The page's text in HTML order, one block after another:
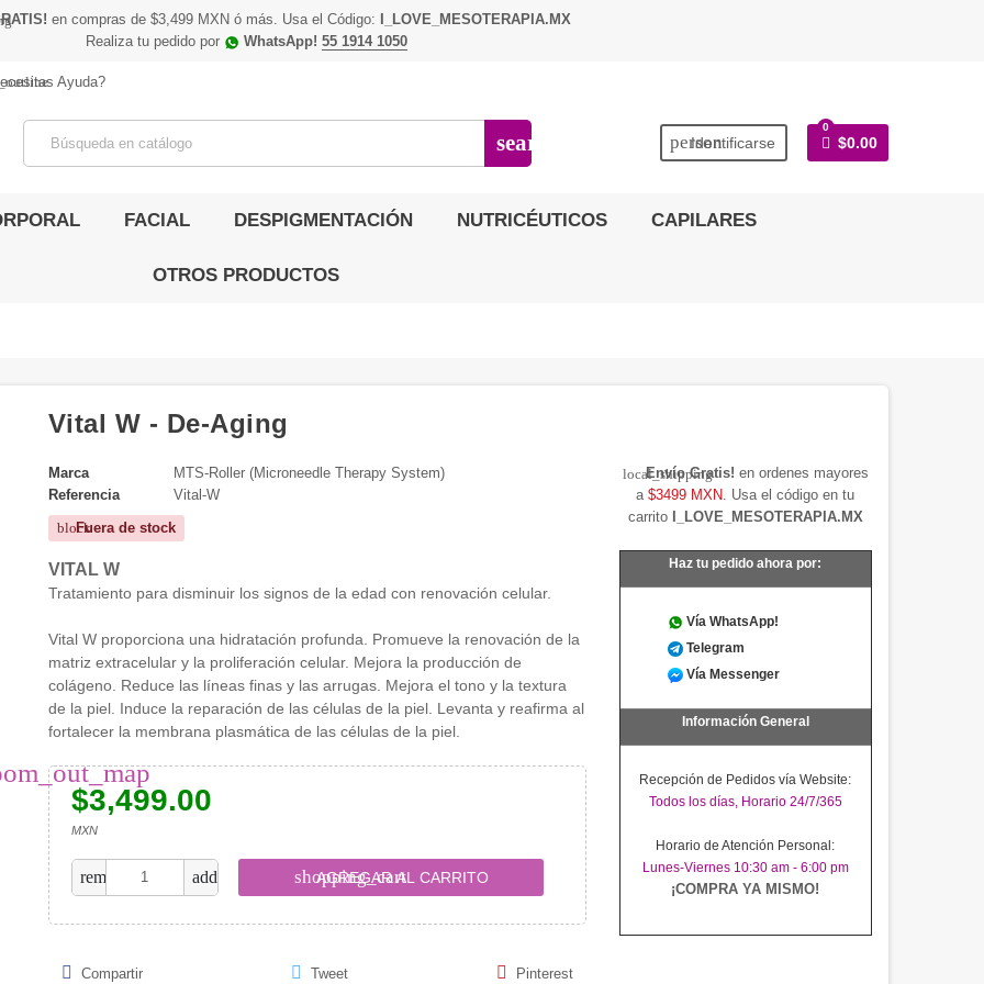
en compras de $3,499 MXN ó más. Usa el Código:
I_LOVE_MESOTERAPIA.MX
Realiza tu pedido por
WhatsApp! 55 1914 1050
Ayuda?
search person
Identificarse
0
$0.00
FACIAL DESPIGMENTACIÓN NUTRICÉUTICOS CAPILARES
OTROS PRODUCTOS
Vital W - De-Aging
Marca
MTS-Roller (Microneedle Therapy System)
Referencia
Vital-W
block
Fuera de stock
VITAL W
Tratamiento para disminuir los signos de la edad con renovación celular.
Vital W proporciona una hidratación profunda. Promueve la renovación de la
matriz extracelular y la proliferación celular. Mejora la producción de
colágeno. Reduce las líneas finas y las arrugas. Mejora el tono y la textura
de la piel. Induce la reparación de las células de la piel. Levanta y reafirma al
fortalecer la membrana plasmática de las células de la piel.
$3,499.00
MXN
remove add shopping_cart
AGREGAR AL CARRITO
Compartir Tweet Pinterest
local_shipping
Envío Gratis! en ordenes mayores
a$3499 MXN . Usa el código en tu
carrito
I_LOVE_MESOTERAPIA.MX
Haz tu pedido ahora por:
Vía WhatsApp!
Telegram
Vía Messenger
Información General
Recepción de Pedidos vía Website:
Todos los días, Horario 24/7/365
Horario de Atención Personal:
Lunes-Viernes 10:30 am - 6:00 pm
¡COMPRA YA MISMO!